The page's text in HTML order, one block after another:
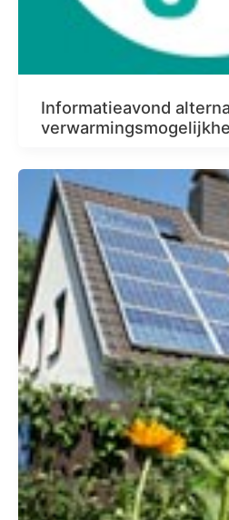
Informatieavond